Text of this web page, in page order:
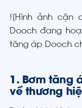
![Hình ảnh cận
Dooch đang
tăng áp Dooch
1. Bơm tăng
về thương